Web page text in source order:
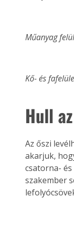
Műanyag
Kő- és
Hull
Az őszi
akarjuk,
csatorna-
szakember